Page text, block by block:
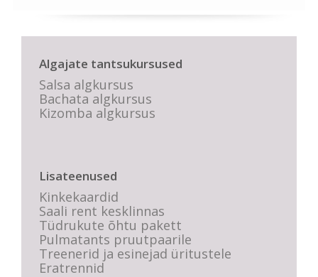
Algajate tantsukursused
Salsa algkursus
Bachata algkursus
Kizomba algkursus
Lisateenused
Kinkekaardid
Saali rent kesklinnas
Tüdrukute õhtu pakett
Pulmatants pruutpaarile
Treenerid ja esinejad üritustele
Eratrennid